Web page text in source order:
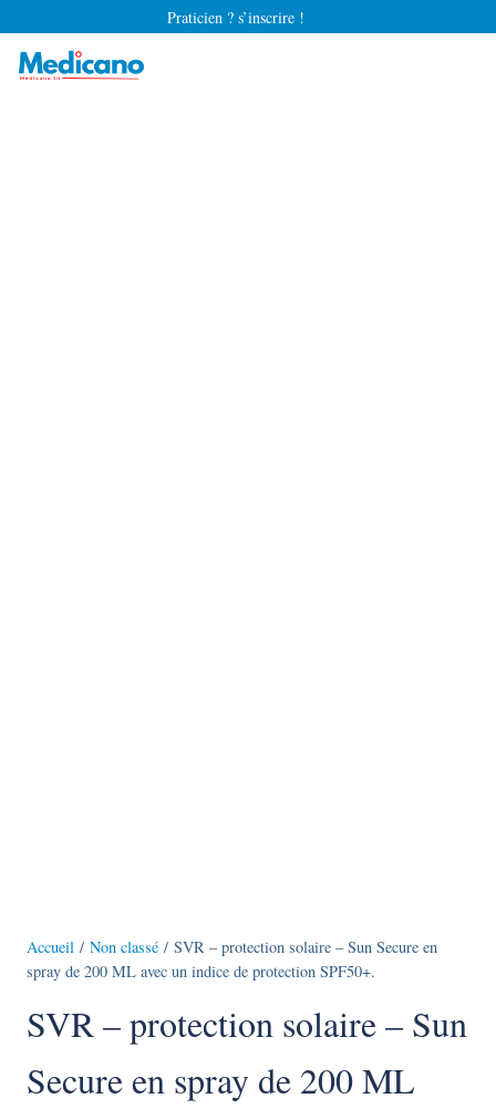
Praticien ? s’inscrire !
Accueil / Non classé / SVR – protection solaire – Sun Secure en
spray de 200 ML avec un indice de protection SPF50+.
SVR – protection solaire – Sun
Secure en spray de 200 ML